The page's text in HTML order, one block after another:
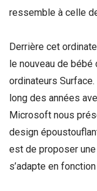
ressemble à celle
Derrière cet
le nouveau de
ordinateurs
long des années
Microsoft nous
design
est de proposer
s’adapte en